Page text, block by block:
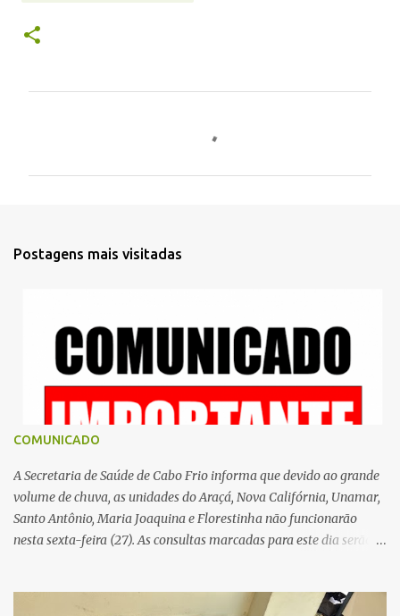
Postagens mais visitadas
COMUNICADO
A Secretaria de Saúde de Cabo Frio informa que devido ao grande
volume de chuva, as unidades do Araçá, Nova Califórnia, Unamar,
Santo Antônio, Maria Joaquina e Florestinha não funcionarão
nesta sexta-feira (27). As consultas marcadas para este dia serão
Contamos com a compreensão de toda população, pois se trata de